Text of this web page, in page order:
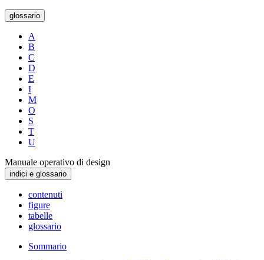
glossario
A
B
C
D
E
I
M
O
S
T
U
Manuale operativo di design
indici e glossario
contenuti
figure
tabelle
glossario
Sommario